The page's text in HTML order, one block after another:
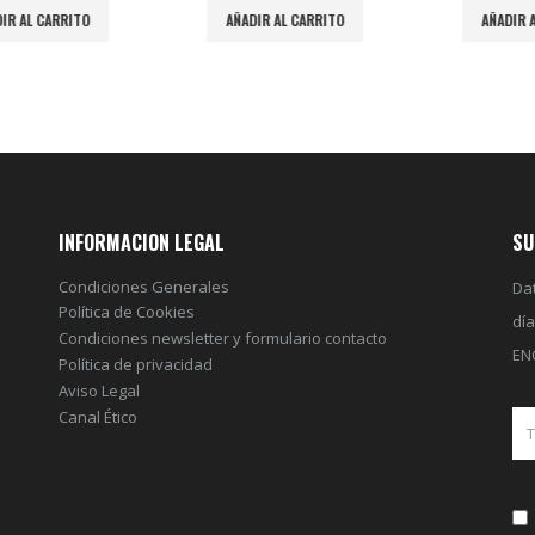
AL CARRITO AÑADIR AL CARRITO AÑADIR
INFORMACION LEGAL
Condiciones Generales
Política de Cookies
Condiciones newsletter y formulario contacto
Política de privacidad
Aviso Legal
Canal Ético